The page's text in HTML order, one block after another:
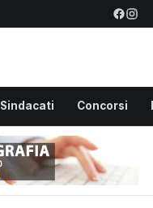
Sindacati Concorsi